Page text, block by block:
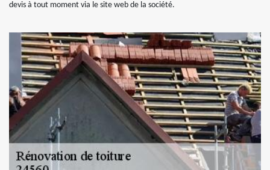
devis à tout moment via le site web de la société.